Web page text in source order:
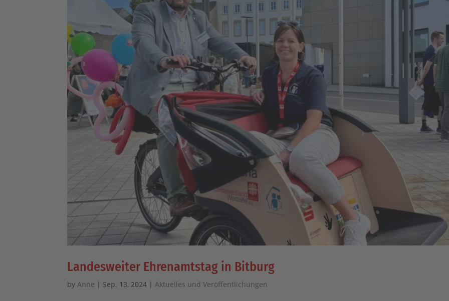
Landesweiter Ehrenamtstag in Bitburg
byAnne | Sep. 13, 2024 |Aktuelles und Veröffentlichungen